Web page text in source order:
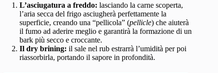
L’asciugatura a freddo: lasciando la carne scoperta,
l’aria secca del frigo asciugherà perfettamente la
superficie, creando una “pellicola” (pellicle) che aiuterà
il fumo ad aderire meglio e garantirà la formazione di un
bark più secco e croccante.
Il dry brining: il sale nel rub estrarrà l’umidità per poi
riassorbirla, portando il sapore in profondità.